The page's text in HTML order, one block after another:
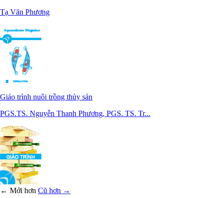
Tạ Văn Phương
Giáo trình nuôi trồng thủy sản
PGS.TS. Nguyễn Thanh Phương, PGS. TS. Tr...
← Mới hơn Cũ hơn →